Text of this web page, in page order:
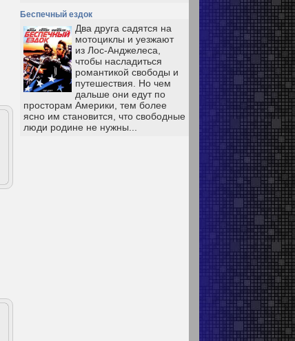
Беспечный ездок
Два друга садятся на
мотоциклы и уезжают
из Лос-Анджелеса,
чтобы насладиться
романтикой свободы и
путешествия. Но чем
дальше они едут по
просторам Америки, тем более
ясно им становится, что свободные
люди родине не нужны...